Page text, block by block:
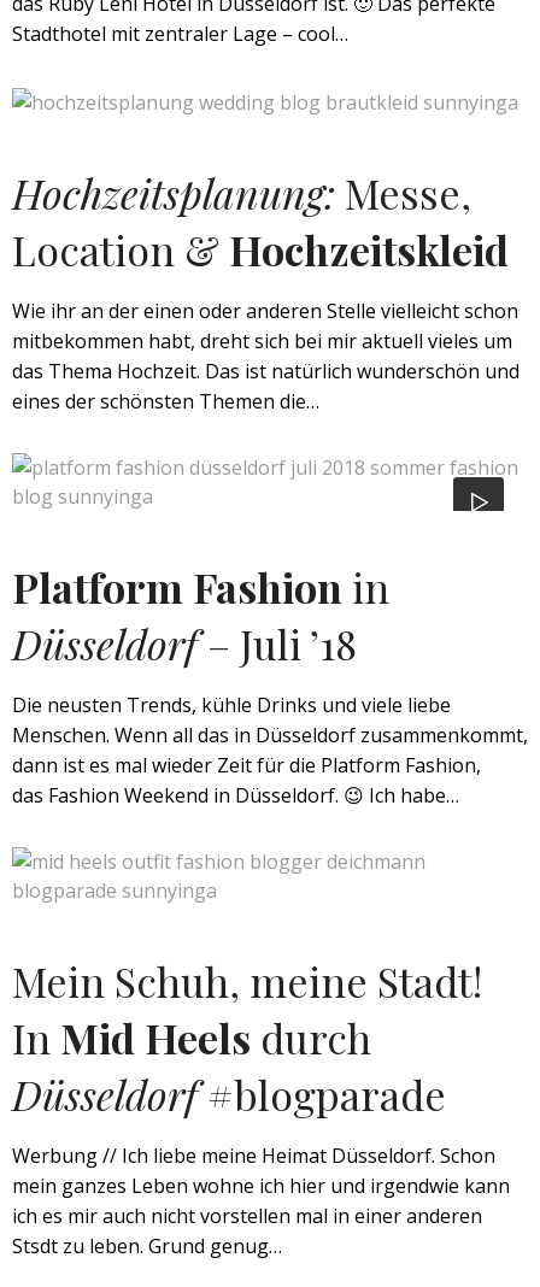
Stadthotel mit zentraler Lage – cool…
Hochzeitsplanung:Messe,
Location & Hochzeitskleid
Wie ihr an der einen oder anderen Stelle vielleicht schon
mitbekommen habt, dreht sich bei mir aktuell vieles um
das Thema Hochzeit. Das ist natürlich wunderschön und
eines der schönsten Themen die…
Platform Fashion in
Düsseldorf– Juli ’18
Die neusten Trends, kühle Drinks und viele liebe
Menschen. Wenn all das in Düsseldorf zusammenkommt,
dann ist es mal wieder Zeit für die Platform Fashion,
das Fashion Weekend in Düsseldorf. 😉 Ich habe…
Mein Schuh, meine Stadt!
In Mid Heels durch
Düsseldorf#blogparade
Werbung // Ich liebe meine Heimat Düsseldorf. Schon
mein ganzes Leben wohne ich hier und irgendwie kann
ich es mir auch nicht vorstellen mal in einer anderen
Stsdt zu leben. Grund genug…